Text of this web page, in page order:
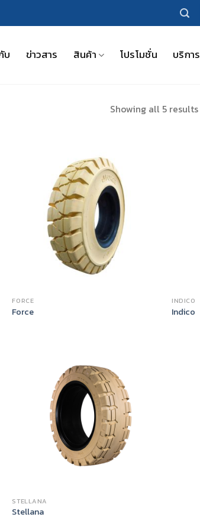
บ ข่าวสาร สินค้า โปรโมชั่น บริการ
Showing all 5 results
FORCE
Force
INDICO
Indico
STELLANA
Stellana